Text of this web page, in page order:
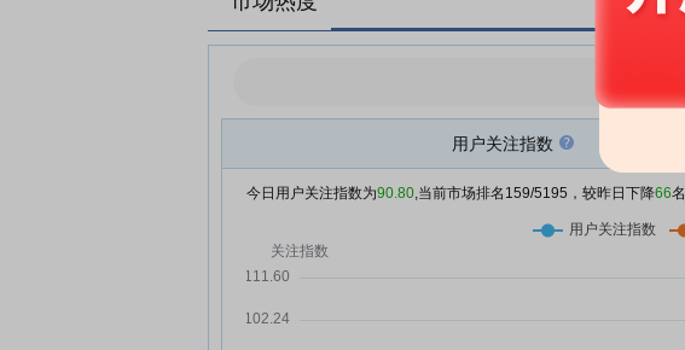
券商8月金股转向价值风格 食品饮
料、传媒行业权重明显增加
金山办公：截至2026年7月31
08-04
08-04
用户关注指数
今日用户关注指数为90.80,当前市场排名 159/5195，较昨日下降66名